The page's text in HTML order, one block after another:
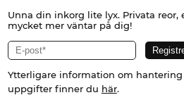
Unna din inkorg lite lyx. Privata reor,
mycket mer väntar på dig!
Ytterligare information om
uppgifter finner du här.